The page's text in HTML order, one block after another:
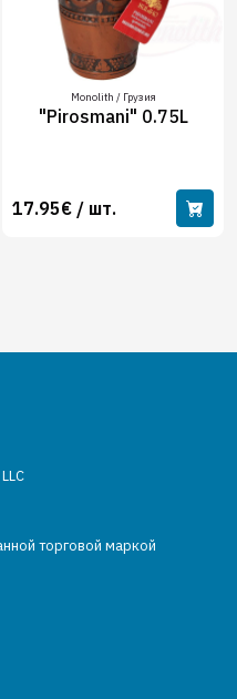
Monolith / Грузия
"Pirosmani" 0.75L
17.95€ / шт.
торговой маркой